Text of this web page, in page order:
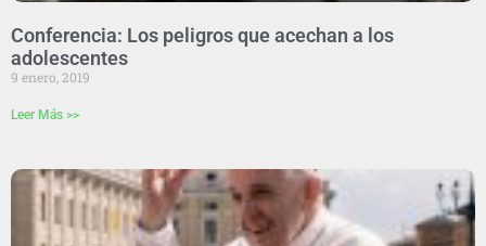
Conferencia: Los peligros que acechan a los
adolescentes
9 enero, 2019
Leer Más >>